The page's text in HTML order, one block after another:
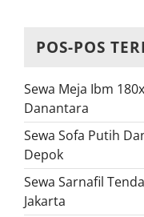
POS-POS
Sewa Meja Ibm
Danantara
Sewa Sofa Putih
Depok
Sewa Sarnafil
Jakarta